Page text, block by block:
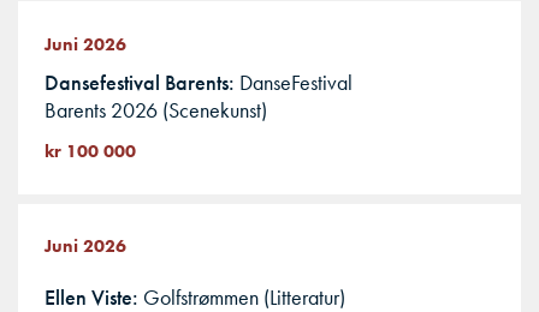
Juni 2026
Dansefestival Barents DanseFestival
Barents 2026 (Scenekunst)
kr 100 000
Juni 2026
Ellen Viste Golfstrømmen (Litteratur)